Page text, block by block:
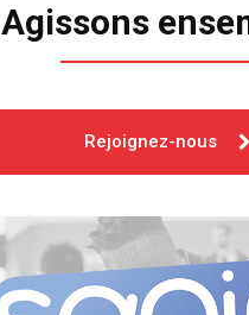
Agissons
Rejoignez-nous